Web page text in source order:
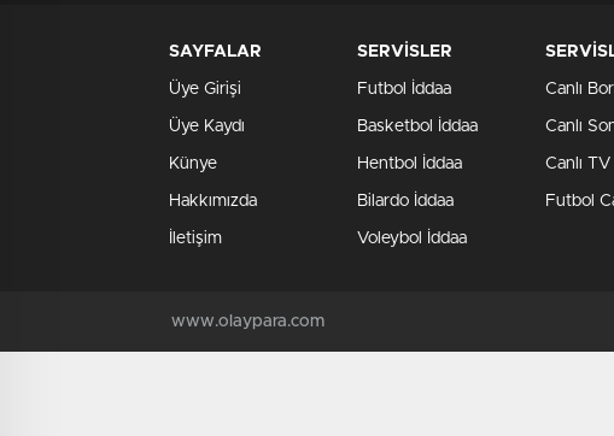
SAYFALAR
Üye Girişi
Üye Kaydı
Künye
Hakkımızda
İletişim
SERVİSLER
Futbol İddaa
Basketbol İddaa
Hentbol İddaa
Bilardo İddaa
Voleybol İddaa
Canlı
Canlı
Canlı TV
Futbol
www.olaypara.com